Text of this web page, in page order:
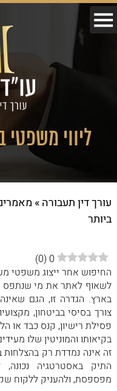
ליווי
עורך דין תעבורה»
ביותר
0
(
0
)
החיפוש אחר ייצוג משפטי
לשאוף לאתר את מי שנתפס
בארץ. הגדרה זו, הגם
צורך בסיסי בביטחון,
פסילת רישיון, קנס כבד או
בקיאותו והמוניטין שלו
זה אינה נמדדת רק
התיק באסטרטגיה
מפספסת, ולהעניק ללקוח